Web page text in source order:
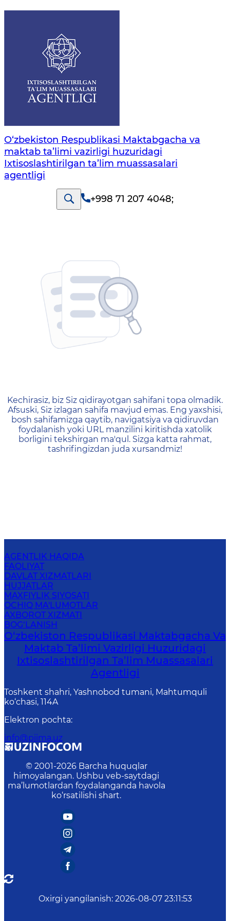
O‘zbekiston Respublikasi Maktabgacha va
maktab ta’limi vazirligi huzuridagi
Ixtisoslashtirilgan ta’lim muassasalari
agentligi
+998 71 207 4048;
404 — Страница не
Kechirasiz, biz Siz qidirayotgan sahifani topa olmadik.
Afsuski, Siz izlagan sahifa mavjud emas. Eng yaxshisi,
bosh sahifamizga qaytib, navigatsiya va qidiruvdan
foydalanish yoki URL manzilini kiritishda xatolik
borligini tekshirgan ma'qul. Sizga katta rahmat,
tashrifingizdan juda xursandmiz!
AGENTLIK HAQIDA
FAOLIYAT
DAVLAT XIZMATLARI
HUJJATLAR
MAXFIYLIK SIYOSATI
OCHIQ MA'LUMOTLAR
AXBOROT XIZMATI
BOG‘LANISH
O‘zbekiston Respublikasi Maktabgacha Va
Maktab Ta’limi Vazirligi Huzuridagi
Ixtisoslashtirilgan Ta’lim Muassasalari
Agentligi
Toshkent shahri, Yashnobod tumani, Mahtumquli
ko‘chasi, 114A
Elektron pochta:
info@piima.uz
© 2001-2026 Barcha huquqlar
himoyalangan. Ushbu veb-saytdagi
ma’lumotlardan foydalanganda havola
ko‘rsatilishi shart.
Oxirgi yangilanish: 2026-08-07 23:11:53